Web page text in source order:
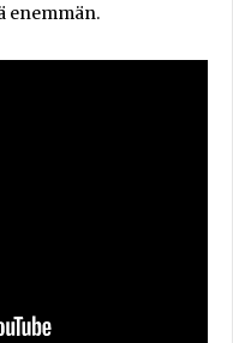
enemmän.